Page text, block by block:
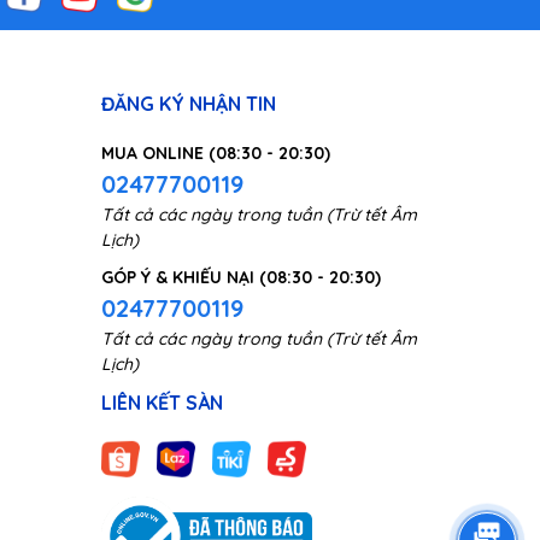
ĐĂNG KÝ NHẬN TIN
MUA ONLINE (08:30 - 20:30)
02477700119
Tất cả các ngày trong tuần (Trừ tết Âm
Lịch)
GÓP Ý & KHIẾU NẠI (08:30 - 20:30)
02477700119
Tất cả các ngày trong tuần (Trừ tết Âm
Lịch)
LIÊN KẾT SÀN